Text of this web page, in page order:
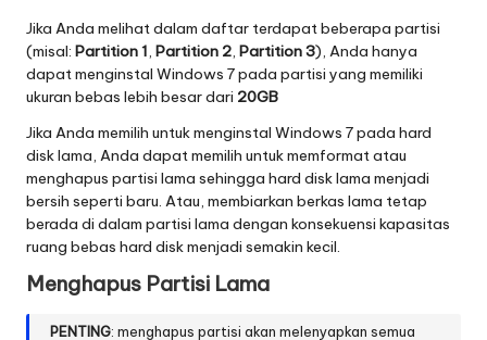
Jika Anda melihat dalam daftar terdapat beberapa partisi
(misal: Partition 1, Partition 2, Partition 3), Anda hanya
dapat menginstal Windows 7 pada partisi yang memiliki
ukuran bebas lebih besar dari 20GB
Jika Anda memilih untuk menginstal Windows 7 pada hard
disk lama, Anda dapat memilih untuk memformat atau
menghapus partisi lama sehingga hard disk lama menjadi
bersih seperti baru. Atau, membiarkan berkas lama tetap
berada di dalam partisi lama dengan konsekuensi kapasitas
ruang bebas hard disk menjadi semakin kecil.
Menghapus Partisi Lama
PENTING: menghapus partisi akan melenyapkan semua